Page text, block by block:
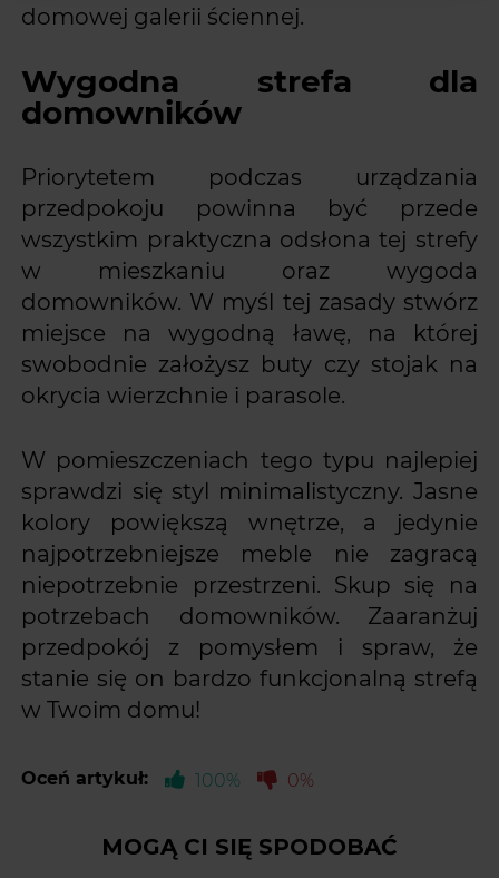
domowej galerii ściennej.
Wygodna strefa dla
domowników
Priorytetem podczas urządzania
przedpokoju powinna być przede
wszystkim praktyczna odsłona tej strefy
w mieszkaniu oraz wygoda
domowników. W myśl tej zasady stwórz
miejsce na wygodną ławę, na której
swobodnie założysz buty czy stojak na
okrycia wierzchnie i parasole.
W pomieszczeniach tego typu najlepiej
sprawdzi się styl minimalistyczny. Jasne
kolory powiększą wnętrze, a jedynie
najpotrzebniejsze meble nie zagracą
niepotrzebnie przestrzeni. Skup się na
potrzebach domowników. Zaaranżuj
przedpokój z pomysłem i spraw, że
stanie się on bardzo funkcjonalną strefą
w Twoim domu!
Oceń artykuł: 100% 0%